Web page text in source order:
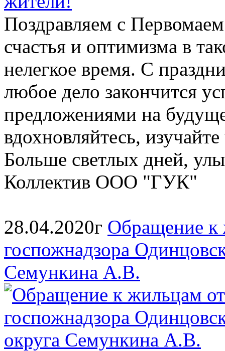
Поздравляем с
счастья и оптимизма в
нелегкое время. С
любое дело закончится
предложениями на
вдохновляйтесь,
Больше светлых дней,
Коллектив ООО "ГУК"
28.04.2020г Обращение к
госпожнадзора
Семункина А.В.